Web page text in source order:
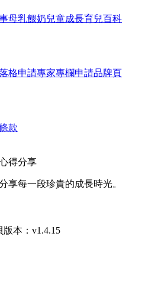
母乳餵奶兒童成長育兒百科
格申請專家專欄申請品牌頁
款
得分享
享每一段珍貴的成長時光。
版本：v1.4.15